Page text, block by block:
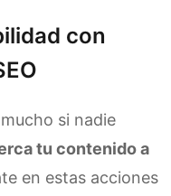
con
si nadie
tu contenido a
en estas acciones